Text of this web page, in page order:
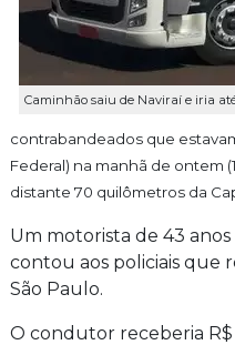
Caminhão saiu de Naviraí e iria
contrabandeados que
Federal) na manhã de ontem
distante 70 quilômetros da
Um motorista de 43
contou aos policiais que
São Paulo.
O condutor receberia